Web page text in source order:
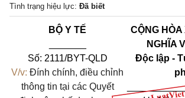
Tình trạng hiệu lực: Đã biết
BỘ Y TẾ
Số: 2111/BYT-QLD
V/v: Đính chính, điều chỉnh
thông tin tại các Quyết
CỘNG HÒA
NGHĨA
Độc lập -